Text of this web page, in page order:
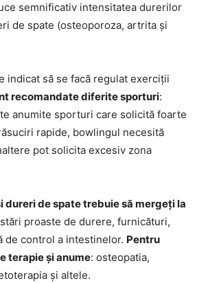
semnificativ intensitatea durerilor
de spate (osteoporoza, artrita și
indicat să se facă regulat exerciții
recomandate diferite sporturi:
anumite sporturi care solicită foarte
rapide, bowlingul necesită
pot solicita excesiv zona
de spate trebuie să mergeți la
proaste de durere, furnicături,
de control a intestinelor. Pentru
terapie și anume: osteopatia,
și altele.